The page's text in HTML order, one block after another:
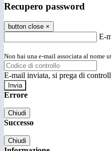
Recupero password
button close ×
E-
Non hai una e-mail associata al nome
E-mail inviata, si prega di
Errore
Chiudi
Successo
Chiudi